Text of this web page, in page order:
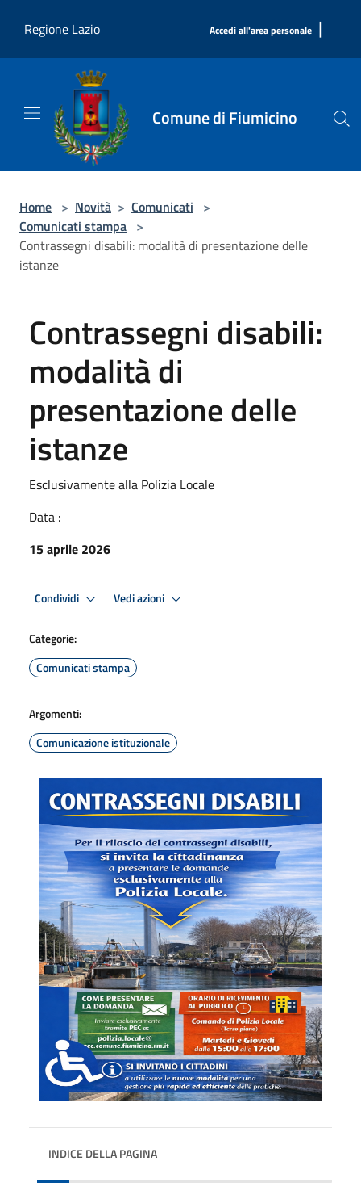
Regione Lazio
Accedi all'area personale |
Comune di Fiumicino
Home > Novità > Comunicati >
Comunicati stampa >
Contrassegni disabili: modalità di presentazione delle
istanze
Contrassegni disabili:
modalità di
presentazione delle
istanze
Esclusivamente alla Polizia Locale
Data :
15 aprile 2026
Condividi Vedi azioni
Categorie:
Comunicati stampa
Argomenti:
Comunicazione istituzionale
INDICE DELLA PAGINA